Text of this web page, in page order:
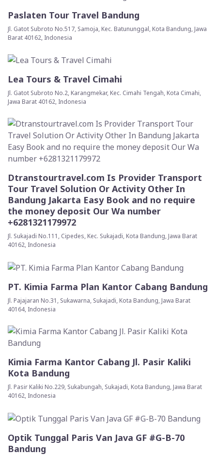
Paslaten Tour Travel Bandung
Jl. Gatot Subroto No.517, Samoja, Kec. Batununggal, Kota Bandung, Jawa
Barat 40162, Indonesia
Lea Tours & Travel Cimahi
Jl. Gatot Subroto No.2, Karangmekar, Kec. Cimahi Tengah, Kota Cimahi,
Jawa Barat 40162, Indonesia
Dtranstourtravel.com Is Provider Transport
Tour Travel Solution Or Activity Other In
Bandung Jakarta Easy Book and no require
the money deposit Our Wa number
+6281321179972
Jl. Sukajadi No.111, Cipedes, Kec. Sukajadi, Kota Bandung, Jawa Barat
40162, Indonesia
PT. Kimia Farma Plan Kantor Cabang Bandung
Jl. Pajajaran No.31, Sukawarna, Sukajadi, Kota Bandung, Jawa Barat
40164, Indonesia
Kimia Farma Kantor Cabang Jl. Pasir Kaliki
Kota Bandung
Jl. Pasir Kaliki No.229, Sukabungah, Sukajadi, Kota Bandung, Jawa Barat
40162, Indonesia
Optik Tunggal Paris Van Java GF #G-B-70
Bandung